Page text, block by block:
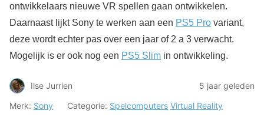
ontwikkelaars nieuwe VR spellen gaan ontwikkelen.
Daarnaast lijkt Sony te werken aan een PS5 Pro variant,
deze wordt echter pas over een jaar of 2 a 3 verwacht.
Mogelijk is er ook nog een PS5 Slim in ontwikkeling.
Ilse Jurrien
5 jaar geleden
Merk: Sony Categorie: Spelcomputers Virtual Reality